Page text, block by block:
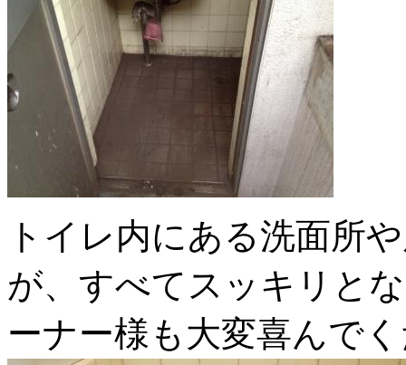
トイレ内にある洗面所
が、すべてスッキリと
ーナー様も大変喜んで